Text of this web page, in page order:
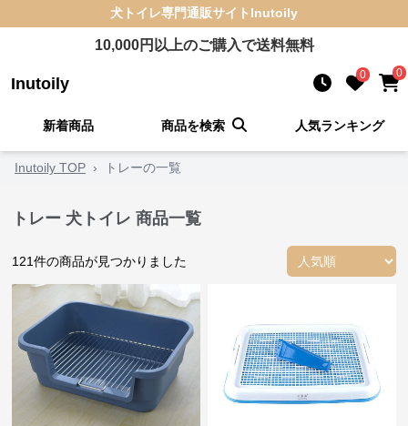
犬トイレ専門通販サイト Inutoily
10,000円以上のご購入で送料無料
Inutoily 0 0
新着商品 商品を検索 人気ランキング
Inutoily TOP › トレーの一覧
トレー 犬トイレ 商品一覧
121件の商品が見つかりました